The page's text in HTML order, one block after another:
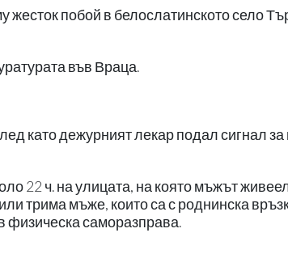
побой в белослатинското село
във Враца.
като дежурният лекар подал сигнал
22 ч. на улицата, на която мъжът
трима мъже, които са с роднинска
физическа саморазправа.